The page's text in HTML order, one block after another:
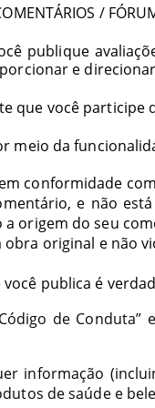
/
publique
e
que você
meio da
conformidade
e não
origem do seu
obra original e não
publica é
de
informação
de saúde e